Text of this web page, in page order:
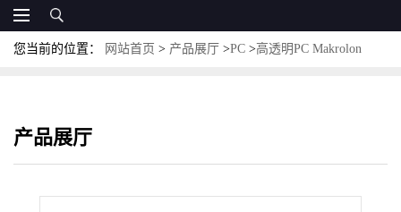
您当前的位置： 网站首页 > 产品展厅 >PC >高透明PC Makrolon
产品展厅